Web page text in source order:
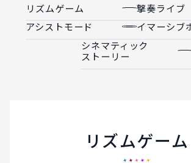
リズムゲーム
撃奏ライブ
アシストモード
イマーシブ
シネマティック
ストーリー
リズムゲーム